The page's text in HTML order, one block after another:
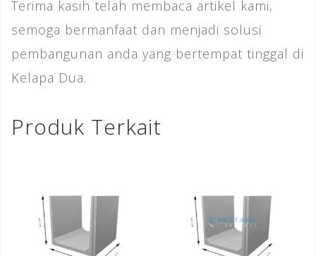
Terima kasih telah membaca artikel kami,
semoga bermanfaat dan menjadi solusi
pembangunan anda yang bertempat tinggal di
Kelapa Dua.
Produk Terkait